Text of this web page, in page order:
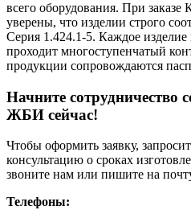
всего оборудования. При
уверены, что изделии строго
Серия 1.424.1-5. Каждое изделие
проходит многоступенчатый
продукции сопровождаются
Начните сотрудничество
ЖБИ сейчас!
Чтобы оформить заявку,
консультацию о сроках
звоните нам или пишите на
Телефоны: